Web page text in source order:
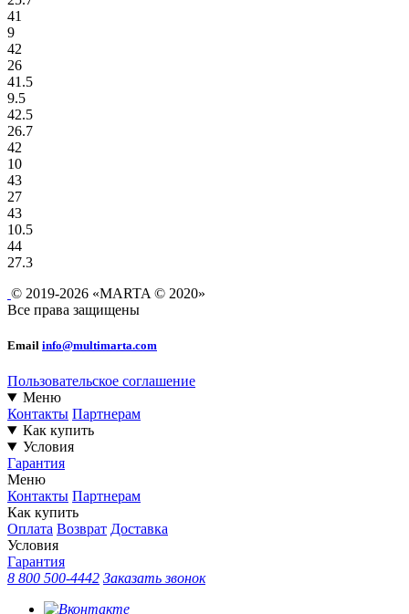
41
9
42
26
41.5
9.5
42.5
26.7
42
10
43
27
43
10.5
44
27.3
© 2019-2026 «MARTA © 2020»
Все права защищены
Email info@multimarta.com
Пользовательское соглашение
Меню
Контакты Партнерам
Как купить
Условия
Гарантия
Меню
Контакты Партнерам
Как купить
Оплата Возврат Доставка
Условия
Гарантия
8 800 500-4442 Заказать звонок